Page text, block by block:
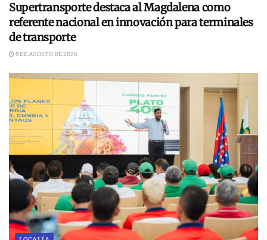
Supertransporte destaca al Magdalena como
referente nacional en innovación para terminales
de transporte
5 DE AGOSTO DE 2026